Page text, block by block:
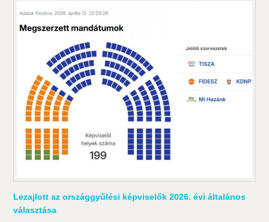
Lezajlott az országgyűlési képviselők 2026. évi általános
választása